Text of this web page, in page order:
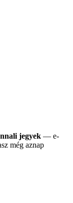
jegyek — e-
még aznap